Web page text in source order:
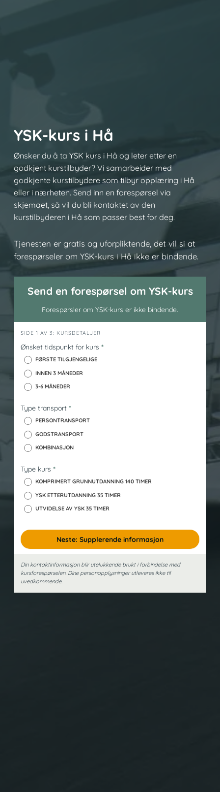
YSK-kurs i Hå
Ønsker du å ta YSK kurs i Hå og leter etter en
godkjent kurstilbyder? Vi samarbeider med
godkjente kurstilbydere som tilbyr opplæring i Hå
eller i nærheten. Send inn en forespørsel via
skjemaet, så vil du bli kontaktet av den
kurstilbyderen i Hå som passer best for deg.
Tjenesten er gratis og uforpliktende, det vil si at
forespørseler om YSK-kurs i Hå ikke er bindende.
Send en forespørsel om YSK-kurs
Forespørsler om YSK-kurs er ikke bindende.
h
e
_
k
SIDE 1 AV 3: KURSDETALJER
Ønsket tidspunkt for kurs *
FØRSTE TILGJENGELIGE
INNEN 3 MÅNEDER
3-6 MÅNEDER
Type transport *
PERSONTRANSPORT
GODSTRANSPORT
KOMBINASJON
Type kurs *
KOMPRIMERT GRUNNUTDANNING 140 TIMER
YSK ETTERUTDANNING 35 TIMER
UTVIDELSE AV YSK 35 TIMER
Neste: Supplerende informasjon
Din kontaktinformasjon blir utelukkende brukt i forbindelse med
kursforespørselen. Dine person­opplysninger utleveres ikke til
uvedkommende.